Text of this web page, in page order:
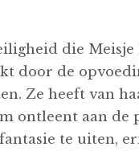
die
door de
Ze heeft van
ontleent aan de
te uiten,